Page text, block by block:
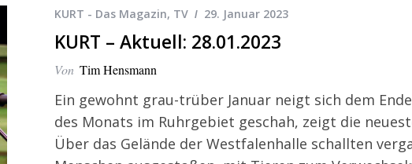
KURT - Das Magazin, TV 29. Januar 2023
KURT – Aktuell: 28.01.2023
Von Tim Hensmann
Ein gewohnt grau-trüber Januar neigt sich dem
des Monats im Ruhrgebiet geschah, zeigt die
Über das Gelände der Westfalenhalle schallten